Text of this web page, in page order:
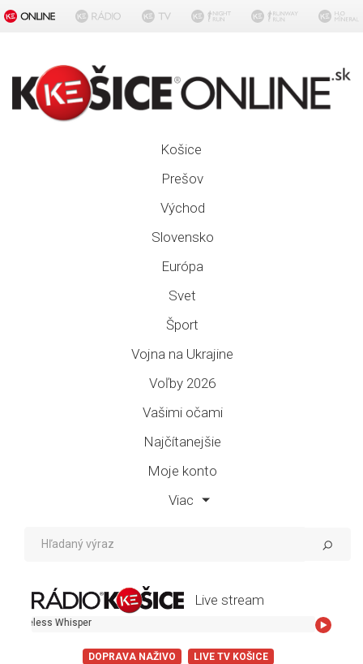
Košice
Prešov
Východ
Slovensko
Európa
Svet
Šport
Vojna na Ukrajine
Voľby 2026
Vašimi očami
Najčítanejšie
Moje konto
Viac
Live stream
Whisper
DOPRAVA NAŽIVO LIVE TV KOŠICE